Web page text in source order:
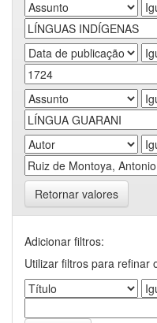
Retornar valores
Adicionar filtros:
Utilizar filtros para refinar